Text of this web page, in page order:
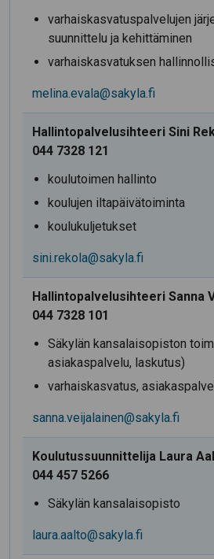
varhaiskasvatuspalvelujen
suunnittelu ja kehittäminen
varhaiskasvatuksen
melina.evala@sakyla.fi
Hallintopalvelusihteeri Sini
044 7328 121
koulutoimen hallinto
koulujen iltapäivätoiminta
koulukuljetukset
sini.rekola@sakyla.fi
Hallintopalvelusihteeri Sanna
044 7328 101
Säkylän kansalaisopiston
asiakaspalvelu, laskutus)
varhaiskasvatus,
sanna.veijalainen@sakyla.fi
Koulutussuunnittelija Laura
044 457 5266
Säkylän kansalaisopisto
laura.aalto@sakyla.fi